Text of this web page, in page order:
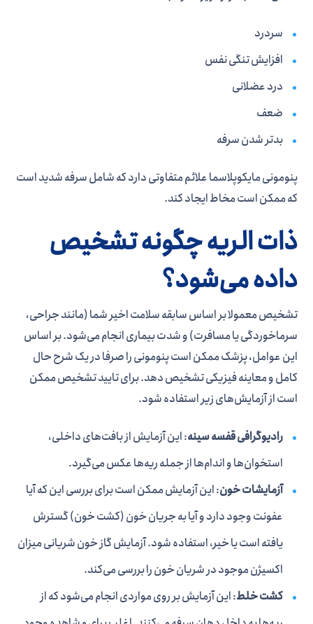
سردرد
افزایش تنگی نفس
درد عضلانی
ضعف
بدتر شدن سرفه
پنومونی مایکوپلاسما علائم متفاوتی دارد که شامل سرفه شدید است
که ممکن است مخاط ایجاد کند.
ذات الریه چگونه تشخیص
داده می‌شود؟
تشخیص معمولا بر اساس سابقه سلامت اخیر شما (مانند جراحی،
سرماخوردگی یا مسافرت) و شدت بیماری انجام می‌شود. بر اساس
این عوامل، پزشک ممکن است پنومونی را صرفا در یک شرح حال
کامل و معاینه فیزیکی تشخیص دهد. برای تایید تشخیص ممکن
است از آزمایش‌های زیر استفاده شود.
رادیوگرافی قفسه سینه: این آزمایش از بافت‌های داخلی،
استخوان‌ها و اندام‌ها از جمله ریه‌ها عکس می‌گیرد.
آزمایشات خون: این آزمایش ممکن است برای بررسی این که آیا
عفونت وجود دارد و آیا به جریان خون (کشت خون) گسترش
یافته است یا خیر، استفاده شود. آزمایش گاز خون شریانی میزان
اکسیژن موجود در شریان خون را بررسی می‌کند.
کشت خلط: این آزمایش بر روی مواردی انجام می‌شود که از